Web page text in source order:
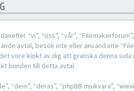
“vi”, “oss”, “vår”,
avtal, besök inte eller använd inte
vore klokt av dig att granska denna
bunden till detta avtal.
“dem”, “deras”, “phpBB mjukvara”,